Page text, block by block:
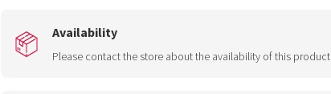
Availability
Please contact the store about the availability of this product